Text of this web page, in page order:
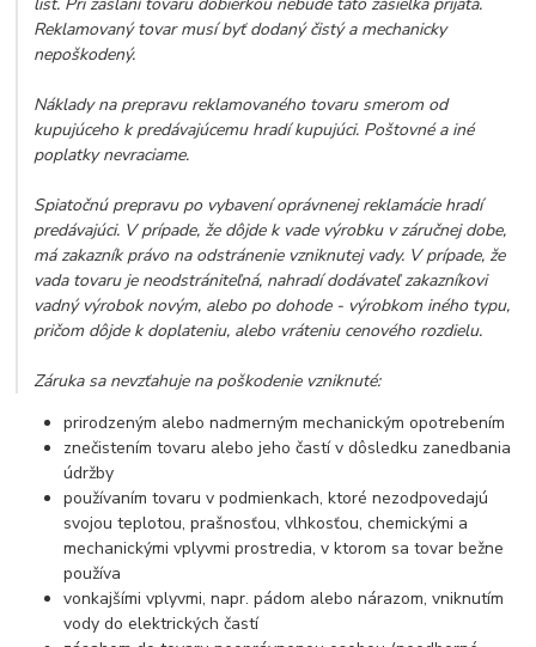
Reklamovaný tovar musí byť dodaný čistý a mechanicky
nepoškodený.
Náklady na prepravu reklamovaného tovaru smerom od
kupujúceho k predávajúcemu hradí kupujúci. Poštovné a iné
poplatky nevraciame.
Spiatočnú prepravu po vybavení oprávnenej reklamácie hradí
predávajúci. V prípade, že dôjde k vade výrobku v záručnej dobe,
má zakazník právo na odstránenie vzniknutej vady. V prípade, že
vada tovaru je neodstrániteľná, nahradí dodávateľ zakazníkovi
vadný výrobok novým, alebo po dohode - výrobkom iného typu,
pričom dôjde k doplateniu, alebo vráteniu cenového rozdielu.
Záruka sa nevzťahuje na poškodenie vzniknuté:
prirodzeným alebo nadmerným mechanickým opotrebením
znečistením tovaru alebo jeho častí v dôsledku zanedbania
údržby
používaním tovaru v podmienkach, ktoré nezodpovedajú
svojou teplotou, prašnosťou, vlhkosťou, chemickými a
mechanickými vplyvmi prostredia, v ktorom sa tovar bežne
používa
vonkajšími vplyvmi, napr. pádom alebo nárazom, vniknutím
vody do elektrických častí